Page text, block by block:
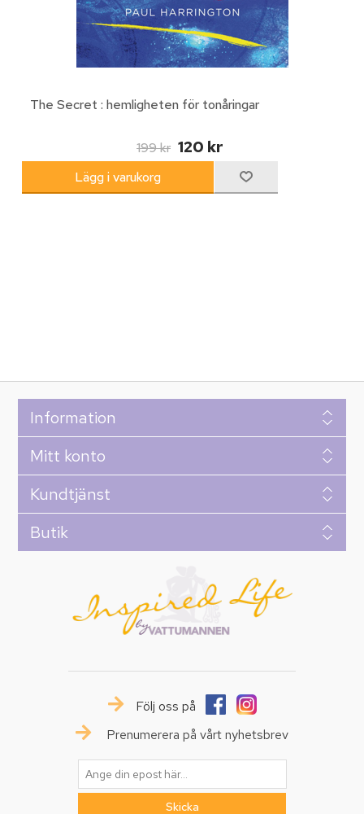
The Secret : hemligheten för tonåringar
199 kr 120 kr
Information
Mitt konto
Kundtjänst
Butik
Följ oss på
Prenumerera på vårt nyhetsbrev